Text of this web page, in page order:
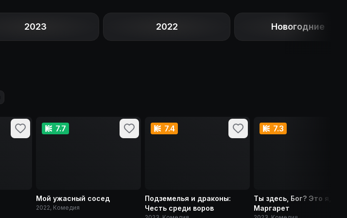
2023 2022 Новогодние
7.7
Мой ужасный сосед
2022, Комедия
7.4
Подземелья и драконы:
Честь среди воров
7.3
Ты здесь, Бог? Это я,
Маргарет